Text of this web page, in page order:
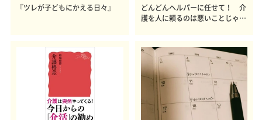
『ツレが子どもにかえる日々』
どんどんヘルパーに任せて！ 介
護を人に頼るのは悪いことじゃな